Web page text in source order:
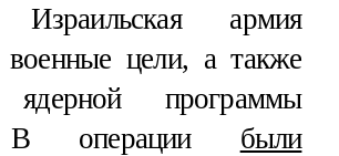
Израильская армия
военные цели, а также
ядерной программы
В операции были